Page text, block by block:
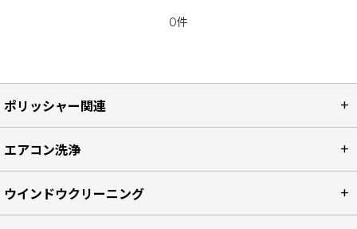
0件
ポリッシャー関連
エアコン洗浄
ウインドウクリーニング